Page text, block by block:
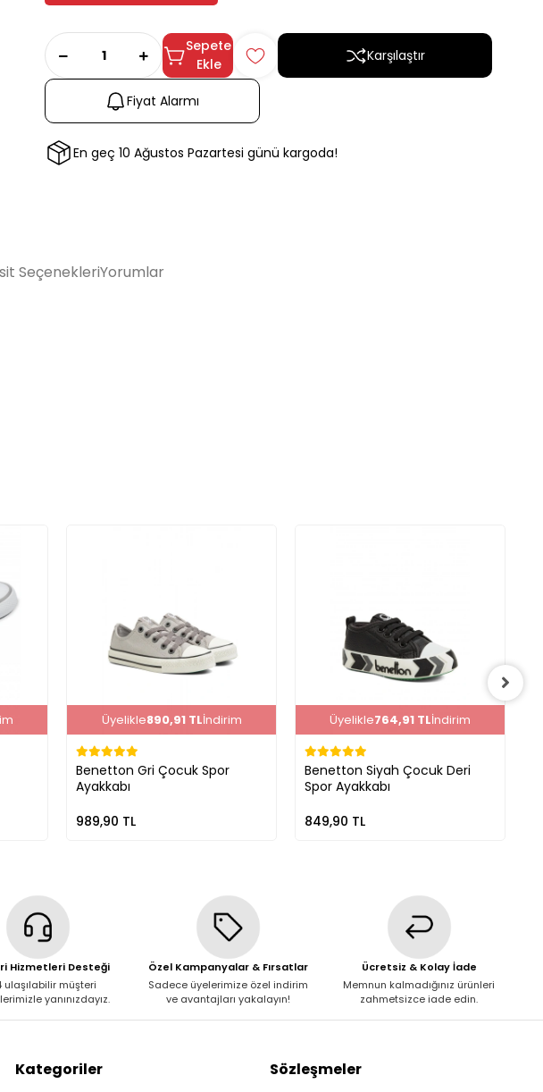
Sepete
Ekle
Karşılaştır
Fiyat Alarmı
En geç 10 Ağustos Pazartesi günü kargoda!
SeçenekleriYorumlar
Üyelikle890,91 TLİndirim
Benetton Gri Çocuk Spor
Ayakkabı
989,90 TL
Üyelikle764,91 TLİndirim
Benetton Siyah Çocuk Deri
Spor Ayakkabı
849,90 TL
Hizmetleri Desteği
ulaşılabilir müşteri
yanınızdayız.
Özel Kampanyalar & Fırsatlar
Sadece üyelerimize özel indirim
ve avantajları yakalayın!
Ücretsiz & Kolay İade
Memnun kalmadığınız ürünleri
zahmetsizce iade edin.
Kategoriler Sözleşmeler